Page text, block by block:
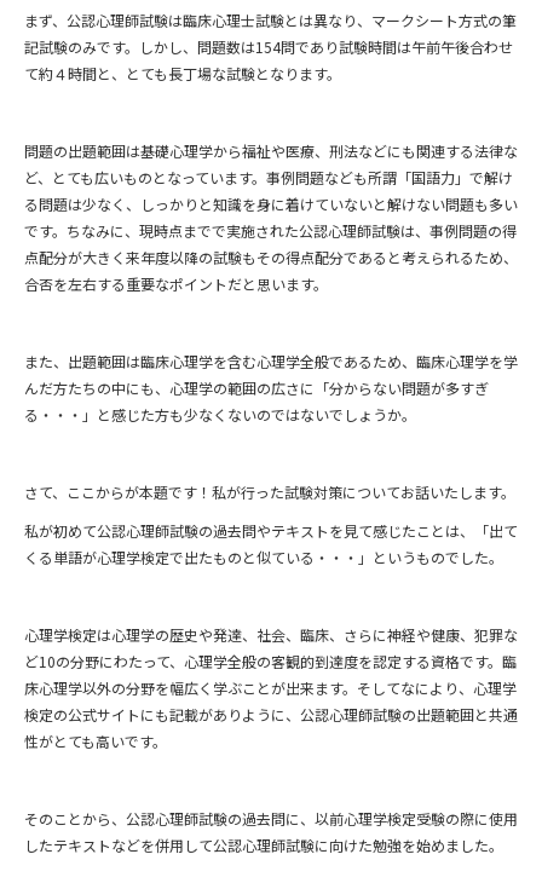
まず、公認心理師試験は臨床心理士試験とは異なり、マークシート方式の筆
記試験のみです。しかし、問題数は154問であり試験時間は午前午後合わせ
て約４時間と、とても長丁場な試験となります。
問題の出題範囲は基礎心理学から福祉や医療、刑法などにも関連する法律な
ど、とても広いものとなっています。事例問題なども所謂「国語力」で解け
る問題は少なく、しっかりと知識を身に着けていないと解けない問題も多い
です。ちなみに、現時点までで実施された公認心理師試験は、事例問題の得
点配分が大きく来年度以降の試験もその得点配分であると考えられるため、
合否を左右する重要なポイントだと思います。
また、出題範囲は臨床心理学を含む心理学全般であるため、臨床心理学を学
んだ方たちの中にも、心理学の範囲の広さに「分からない問題が多すぎ
る・・・」と感じた方も少なくないのではないでしょうか。
さて、ここからが本題です！私が行った試験対策についてお話いたします。
私が初めて公認心理師試験の過去問やテキストを見て感じたことは、「出て
くる単語が心理学検定で出たものと似ている・・・」というものでした。
心理学検定は心理学の歴史や発達、社会、臨床、さらに神経や健康、犯罪な
ど10の分野にわたって、心理学全般の客観的到達度を認定する資格です。臨
床心理学以外の分野を幅広く学ぶことが出来ます。そしてなにより、心理学
検定の公式サイトにも記載がありように、公認心理師試験の出題範囲と共通
性がとても高いです。
そのことから、公認心理師試験の過去問に、以前心理学検定受験の際に使用
したテキストなどを併用して公認心理師試験に向けた勉強を始めました。